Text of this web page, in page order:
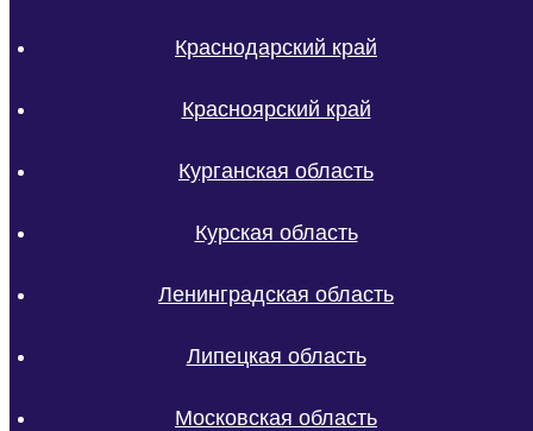
Краснодарский край
Красноярский край
Курганская область
Курская область
Ленинградская область
Липецкая область
Московская область